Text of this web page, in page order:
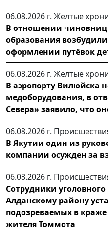
06.08.2026 г. Желтые
В отношении
образования
оформлении путёвок
06.08.2026 г. Желтые
В аэропорту Вилюйска
медоборудования, в
Севера» заявило, что
06.08.2026 г.
В Якутии один из
компании осужден за
06.08.2026 г.
Сотрудники
Алданскому району
подозреваемых в
жителя Томмота